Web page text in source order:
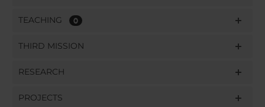
TEACHING 0
THIRD MISSION
RESEARCH
PROJECTS